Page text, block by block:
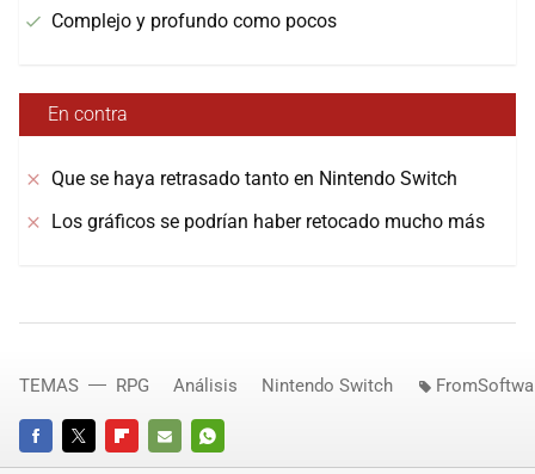
Complejo y profundo como pocos
En contra
Que se haya retrasado tanto en Nintendo Switch
Los gráficos se podrían haber retocado mucho más
FACEBOOKTWITTERFLIPBOARD
E- WHATSAPP
TEMAS RPG Análisis Nintendo Switch